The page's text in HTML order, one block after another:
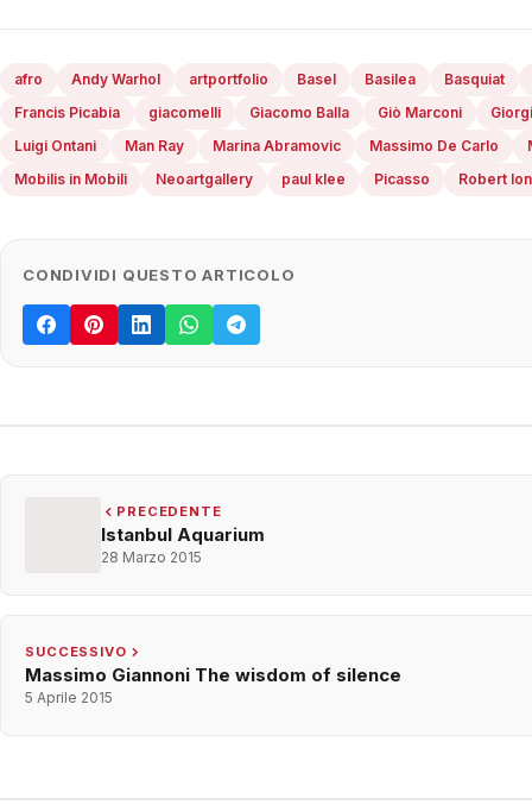
afro Andy Warhol artportfolio Basel Basilea
Basquiat
Francis Picabia
giacomelli Giacomo Balla Giò Marconi
Luigi Ontani
Man Ray Marina Abramovic Massimo De Carlo
Mobilis in Mobili
Neoartgallery paul klee Picasso Robert
CONDIVIDI QUESTO ARTICOLO
PRECEDENTE
Istanbul Aquarium
28 Marzo 2015
SUCCESSIVO
Massimo Giannoni The wisdom of silence
5 Aprile 2015